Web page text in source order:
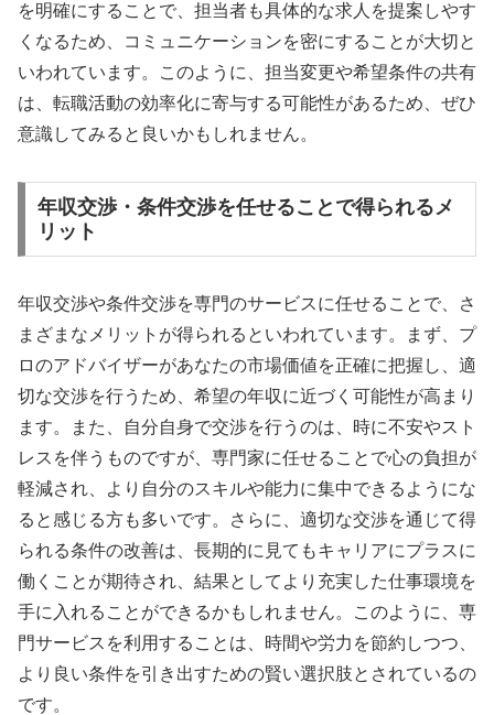
を明確にすることで、担当者も具体的な求人を提案しやす
くなるため、コミュニケーションを密にすることが大切と
いわれています。このように、担当変更や希望条件の共有
は、転職活動の効率化に寄与する可能性があるため、ぜひ
意識してみると良いかもしれません。
年収交渉・条件交渉を任せることで得られるメ
リット
年収交渉や条件交渉を専門のサービスに任せることで、さ
まざまなメリットが得られるといわれています。まず、プ
ロのアドバイザーがあなたの市場価値を正確に把握し、適
切な交渉を行うため、希望の年収に近づく可能性が高まり
ます。また、自分自身で交渉を行うのは、時に不安やスト
レスを伴うものですが、専門家に任せることで心の負担が
軽減され、より自分のスキルや能力に集中できるようにな
ると感じる方も多いです。さらに、適切な交渉を通じて得
られる条件の改善は、長期的に見てもキャリアにプラスに
働くことが期待され、結果としてより充実した仕事環境を
手に入れることができるかもしれません。このように、専
門サービスを利用することは、時間や労力を節約しつつ、
より良い条件を引き出すための賢い選択肢とされているの
です。